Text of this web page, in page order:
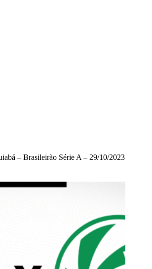
– Brasileirão Série A – 29/10/2023